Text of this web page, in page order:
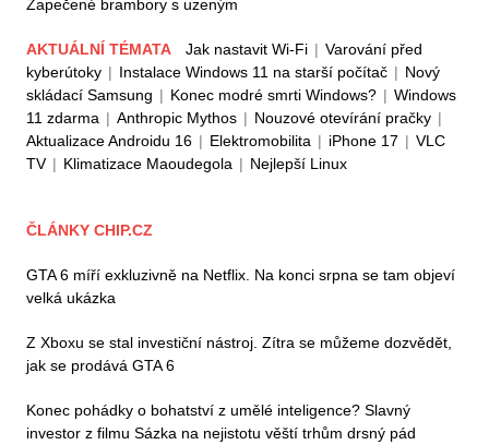
Zapečené brambory s uzeným
AKTUÁLNÍ TÉMATA Jak nastavit Wi-Fi | Varování před
kyberútoky | Instalace Windows 11 na starší počítač | Nový
skládací Samsung | Konec modré smrti Windows? | Windows
11 zdarma | Anthropic Mythos | Nouzové otevírání pračky |
Aktualizace Androidu 16 | Elektromobilita | iPhone 17 | VLC
TV | Klimatizace Maoudegola | Nejlepší Linux
ČLÁNKY CHIP.CZ
GTA 6 míří exkluzivně na Netflix. Na konci srpna se tam objeví
velká ukázka
Z Xboxu se stal investiční nástroj. Zítra se můžeme dozvědět,
jak se prodává GTA 6
Konec pohádky o bohatství z umělé inteligence? Slavný
investor z filmu Sázka na nejistotu věští trhům drsný pád